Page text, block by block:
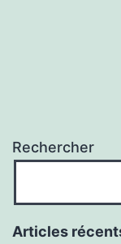
Rechercher
Articles